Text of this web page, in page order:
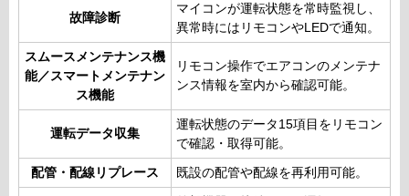
故障診断
マイコンが運転状態を常時監視し、
異常時にはリモコンやLEDで通知。
スムースメンテナンス機
能／スマートメンテナン
ス機能
リモコン操作でエアコンのメンテナ
ンス情報を室内から確認可能。
運転データ収集
運転状態のデータ15項目をリモコン
で確認・取得可能。
配管・配線リプレース 既設の配管や配線を再利用可能。